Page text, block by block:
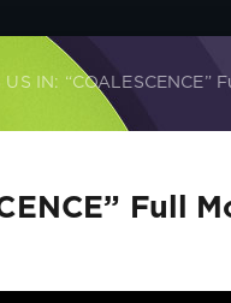
US IN: “COALESCENCE”
Full